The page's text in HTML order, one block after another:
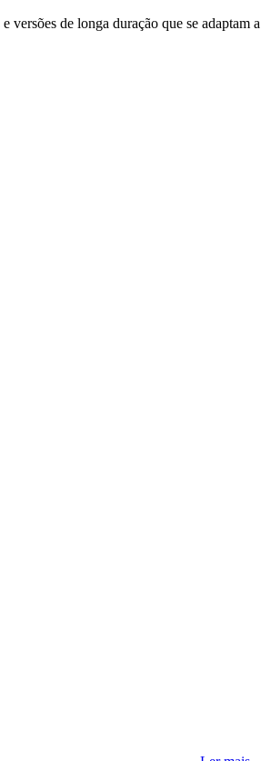
versões de longa duração que se adaptam a